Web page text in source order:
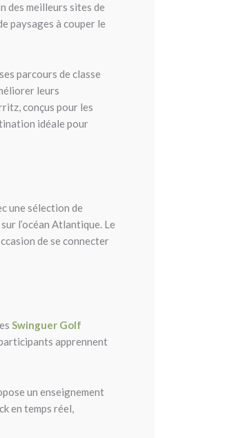
des meilleurs sites de
paysages à couper le
parcours de classe
leurs
conçus pour les
idéale pour
une sélection de
l’océan Atlantique. Le
de se connecter
Swinguer Golf
apprennent
un enseignement
en temps réel,